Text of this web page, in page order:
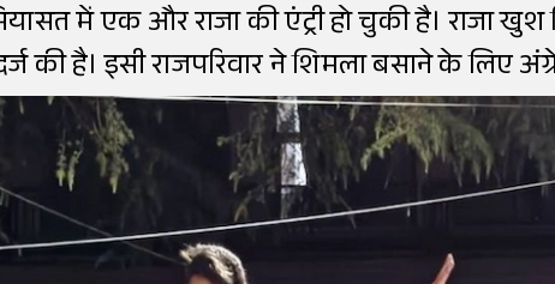
में एक और राजा की एंट्री हो चुकी है। राजा
की है। इसी राजपरिवार ने शिमला बसाने के लिए